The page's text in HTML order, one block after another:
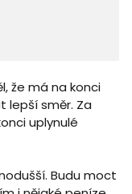
že má na konci
lepší směr. Za
uplynulé
Budu moct